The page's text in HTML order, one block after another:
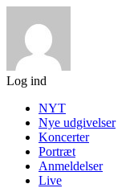
Log ind
NYT
Nye udgivelser
Koncerter
Portræt
Anmeldelser
Live